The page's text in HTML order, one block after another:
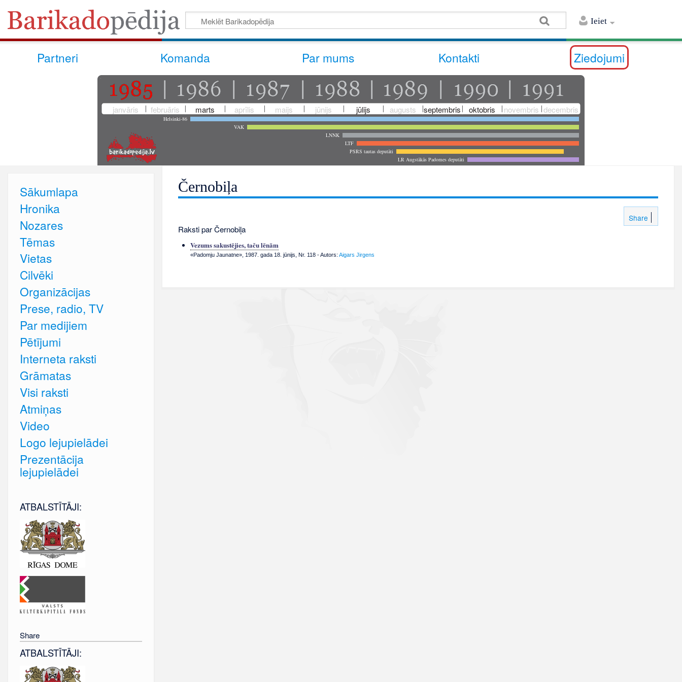
Ieiet
Partneri Komanda Par mums Kontakti Ziedojumi
janvāris februāris marts aprīlis maijs jūnijs jūlijs augusts septembris oktobris novembris decembris
Helsinki-86
VAK
LNNK
LTF
PSRS tautas deputāti
LR Augstākās Padomes deputāti
Černobiļa
Share
Raksti par Černobiļa
Vezums sakustējies, taču lēnām
«Padomju Jaunatne», 1987. gada 18. jūnijs, Nr. 118- Autors: Aigars Jirgens
Sākumlapa
Hronika
Nozares
Tēmas
Vietas
Cilvēki
Organizācijas
Prese, radio, TV
Par medijiem
Pētījumi
Interneta raksti
Grāmatas
Visi raksti
Atmiņas
Video
Logo lejupielādei
Prezentācija
lejupielādei
ATBALSTĪTĀJI:
Share
ATBALSTĪTĀJI: